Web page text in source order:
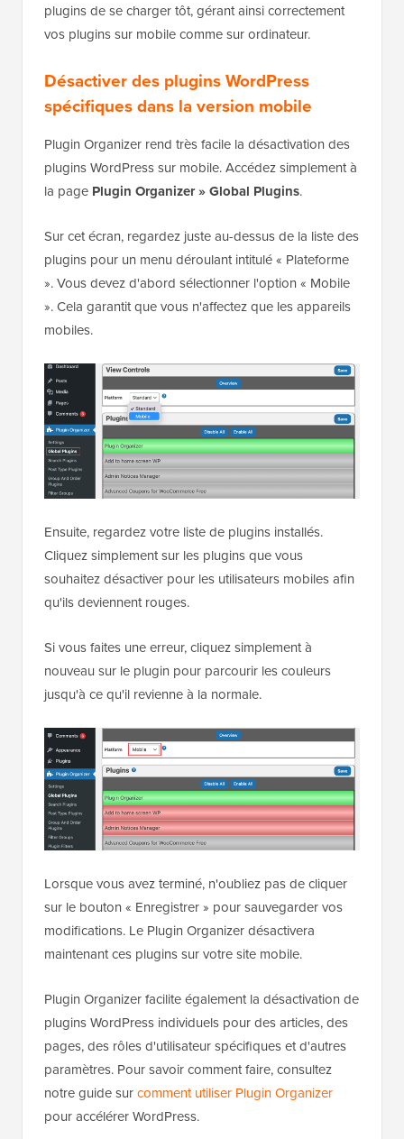
plugins de se charger tôt, gérant ainsi correctement
vos plugins sur mobile comme sur ordinateur.
Désactiver des plugins WordPress
spécifiques dans la version mobile
Plugin Organizer rend très facile la désactivation des
plugins WordPress sur mobile. Accédez simplement à
la page Plugin Organizer » Global Plugins.
Sur cet écran, regardez juste au-dessus de la liste des
plugins pour un menu déroulant intitulé « Plateforme
». Vous devez d'abord sélectionner l'option « Mobile
». Cela garantit que vous n'affectez que les appareils
mobiles.
Ensuite, regardez votre liste de plugins installés.
Cliquez simplement sur les plugins que vous
souhaitez désactiver pour les utilisateurs mobiles afin
qu'ils deviennent rouges.
Si vous faites une erreur, cliquez simplement à
nouveau sur le plugin pour parcourir les couleurs
jusqu'à ce qu'il revienne à la normale.
Lorsque vous avez terminé, n'oubliez pas de cliquer
sur le bouton « Enregistrer » pour sauvegarder vos
modifications. Le Plugin Organizer désactivera
maintenant ces plugins sur votre site mobile.
Plugin Organizer facilite également la désactivation de
plugins WordPress individuels pour des articles, des
pages, des rôles d'utilisateur spécifiques et d'autres
paramètres. Pour savoir comment faire, consultez
notre guide surcomment utiliser Plugin Organizer
pour accélérer WordPress.